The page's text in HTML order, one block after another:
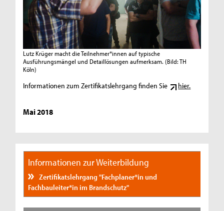
Lutz Krüger macht die Teilnehmer*innen auf typische
Ausführungsmängel und Detaillösungen aufmerksam. (Bild: TH
Köln)
Informationen zum Zertifikatslehrgang finden Sie hier.
Mai 2018
Informationen zur Weiterbildung
Zertifikatslehrgang "Fachplaner*in und
Fachbauleiter*in im Brandschutz"